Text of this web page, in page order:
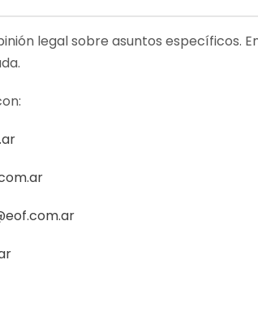
legal sobre asuntos específicos.